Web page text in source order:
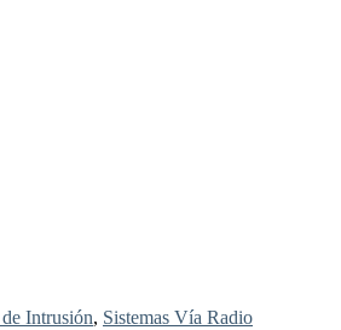
Intrusión, Sistemas Vía Radio